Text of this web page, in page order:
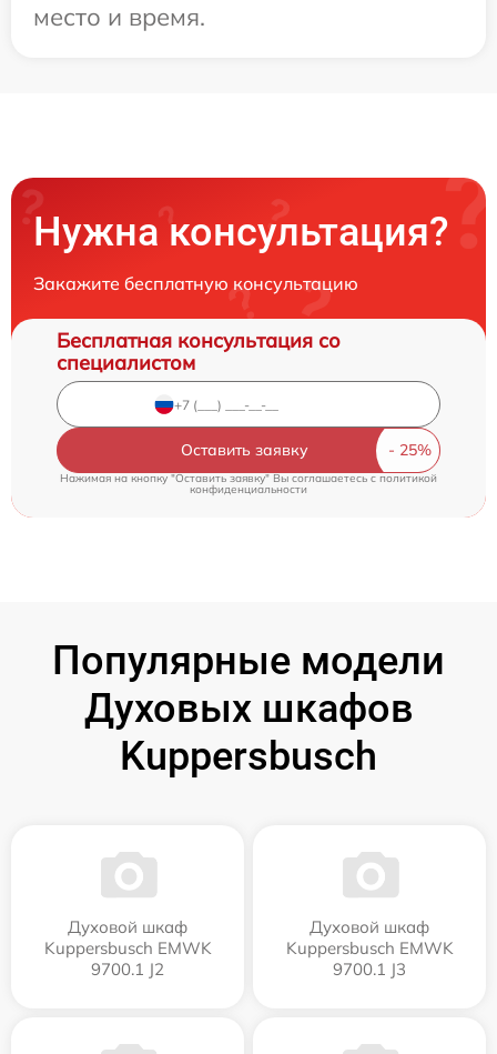
место и время.
Нужна консультация?
Закажите бесплатную консультацию
Бесплатная консультация со
специалистом
Оставить заявку
Нажимая на кнопку "Оставить заявку" Вы соглашаетесь c политикой
конфиденциальности
Популярные модели
Духовых шкафов
Kuppersbusch
Духовой шкаф
Kuppersbusch EMWK
9700.1 J2
Духовой шкаф
Kuppersbusch EMWK
9700.1 J3